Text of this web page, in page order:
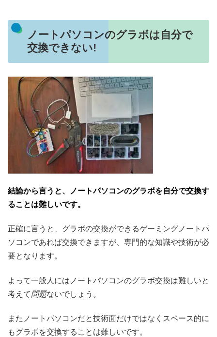
ノートパソコンのグラボは自分で
交換できない!
結論から言うと、ノートパソコンのグラボを自分で交換す
ることは難しいです。
正確に言うと、グラボの交換ができるゲーミングノートパ
ソコンであれば交換できますが、専門的な知識や技術が必
要となります。
よって一般人にはノートパソコンのグラボ交換は難しいと
考えて問題ないでしょう。
またノートパソコンだと技術面だけではなくスペース的に
もグラボを交換することは難しいです。